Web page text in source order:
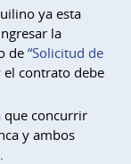
ya esta
la
de “Solicitud de
contrato debe
que concurrir
y ambos